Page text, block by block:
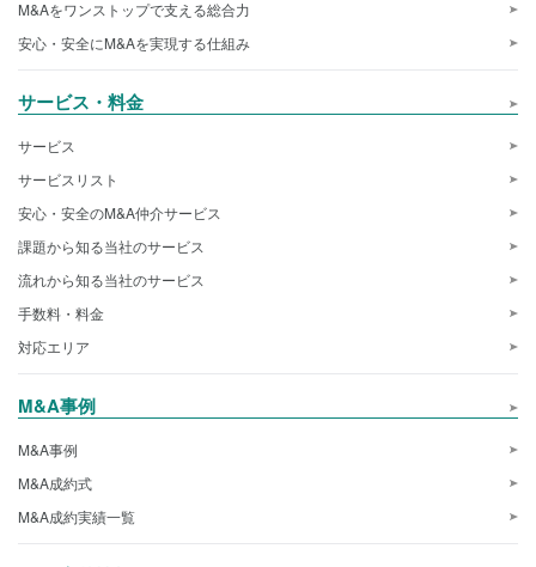
M&Aをワンストップで支える総合力
安心・安全にM&Aを実現する仕組み
サービス・料金
サービス
サービスリスト
安心・安全のM&A仲介サービス
課題から知る当社のサービス
流れから知る当社のサービス
手数料・料金
対応エリア
M&A事例
M&A事例
M&A成約式
M&A成約実績一覧